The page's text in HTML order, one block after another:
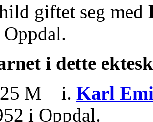
giftet seg med
i dette
25 M i. Karl
i Oppdal.